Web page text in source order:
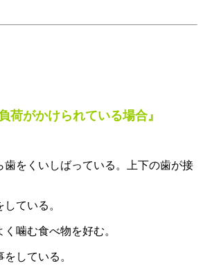
荷がかけられている場合』
をくいしばっている。上下の歯が接
ている。
噛む食べ物を好む。
している。